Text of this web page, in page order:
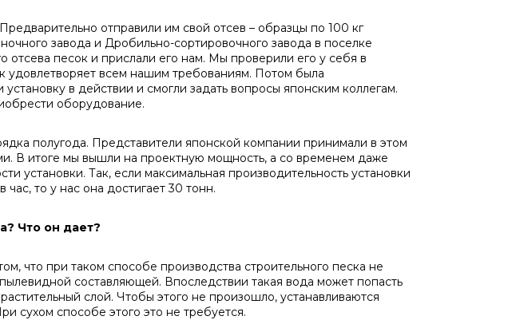
отправили им свой отсев – образцы по 100 кг
завода и Дробильно-сортировочного завода в поселке
отсева песок и прислали его нам. Мы проверили его у себя в
удовлетворяет всем нашим требованиям. Потом была
в действии и смогли задать вопросы японским коллегам.
оборудование.
полугода. Представители японской компании принимали в этом
В итоге мы вышли на проектную мощность, а со временем даже
установки. Так, если максимальная производительность установки
час, то у нас она достигает 30 тонн.
Что он дает?
что при таком способе производства строительного песка не
составляющей. Впоследствии такая вода может попасть
слой. Чтобы этого не произошло, устанавливаются
сухом способе этого это не требуется.